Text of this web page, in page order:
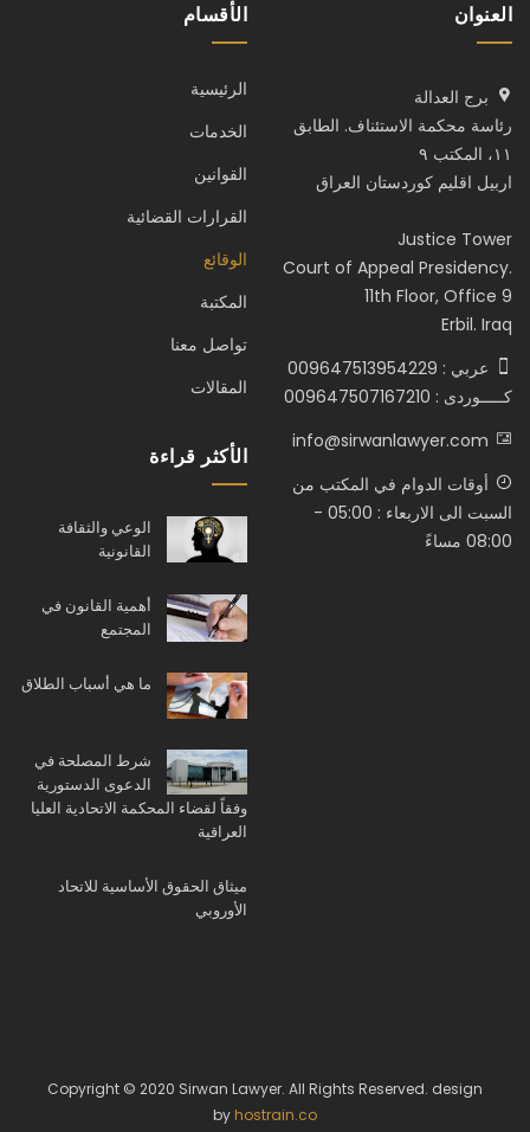
العنوان
برج العدالة
رئاسة محكمة الاستئناف. الطابق
١١، المكتب ٩
اربيل اقليم كوردستان العراق
Justice Tower
Court of Appeal Presidency.
11th Floor, Office 9
Erbil. Iraq
عربي : 009647513954229
كـــــوردى : 009647507167210
info@sirwanlawyer.com
أوقات الدوام في المكتب من
السبت الى الاربعاء : 05:00 -
08:00 مساءً
الأقسام
الرئيسية
الخدمات
القوانين
القرارات القضائية
الوقائع
المكتبة
تواصل معنا
المقالات
الأكثر قراءة
الوعي والثقافة
القانونية
أهمية القانون في
المجتمع
ما هي أسباب الطلاق
شرط المصلحة في
الدعوى الدستورية
وفقاً لقضاء المحكمة الاتحادية العليا
العراقية
ميثاق الحقوق الأساسية للاتحاد
الأوروبي
Copyright © 2020 Sirwan Lawyer. All Rights Reserved. design
by hostrain.co